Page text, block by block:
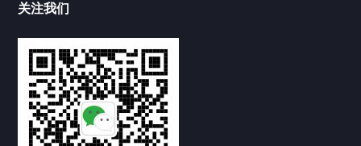
关注我们